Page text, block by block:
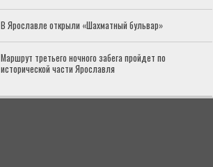
В Ярославле открыли «Шахматный бульвар»
Маршрут третьего ночного забега пройдет по
исторической части Ярославля